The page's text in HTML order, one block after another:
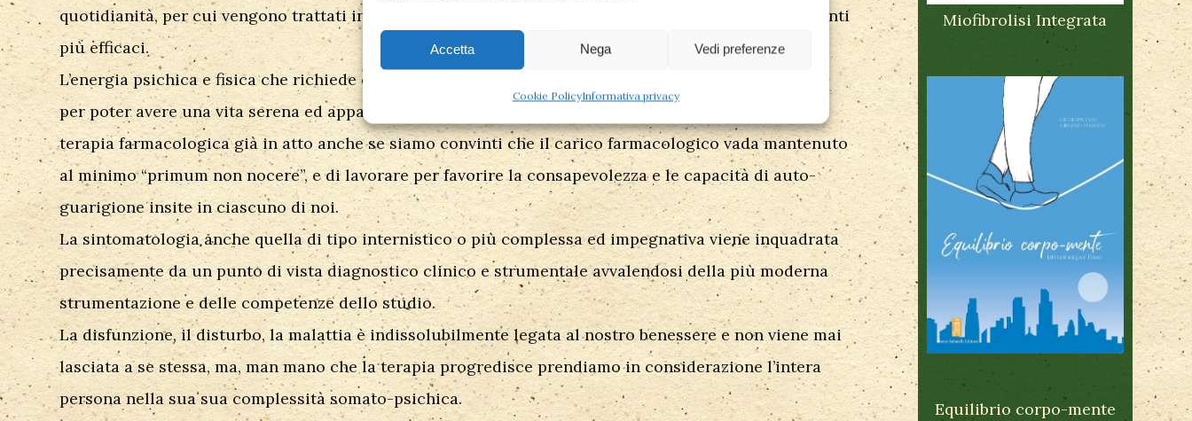
Accetta Nega Vedi preferenze
Cookie PolicyInformativa privacy
quotidianità, per cui vengono trattati in prima battuta in maniera molto determinata con gli strumenti
più efficaci.
L’energia psichica e fisica che richiede combattere uno di questi disturbi è un pegno troppo grande
per poter avere una vita serena ed appagante. Tutte le tecniche sono integrabili con una eventuale
terapia farmacologica già in atto anche se siamo convinti che il carico farmacologico vada mantenuto
al minimo “primum non nocere”, e di lavorare per favorire la consapevolezza e le capacità di auto-
guarigione insite in ciascuno di noi.
La sintomatologia anche quella di tipo internistico o più complessa ed impegnativa viene inquadrata
precisamente da un punto di vista diagnostico clinico e strumentale avvalendosi della più moderna
strumentazione e delle competenze dello studio.
La disfunzione, il disturbo, la malattia è indissolubilmente legata al nostro benessere e non viene mai
lasciata a se stessa, ma, man mano che la terapia progredisce prendiamo in considerazione l’intera
persona nella sua sua complessità somato-psichica.
Miofibrolisi Integrata
Equilibrio corpo-mente